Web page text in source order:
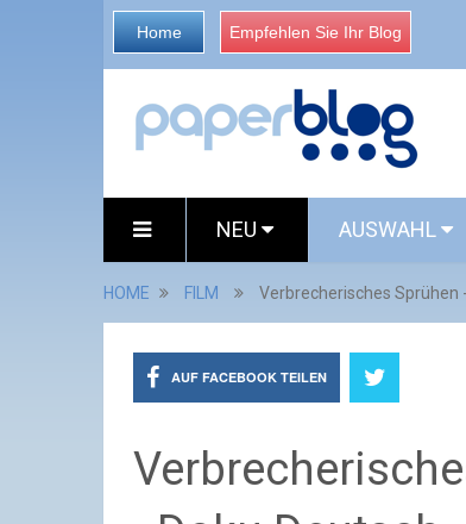
Home Empfehlen Sie Ihr Blog
NEU AUSWAHL
HOME FILM Verbrecherisches Sprühen
AUF FACEBOOK TEILEN